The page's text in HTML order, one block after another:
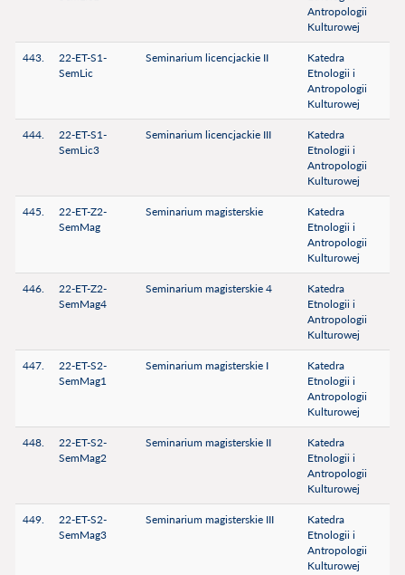
Antropologii
Kulturowej
443.
22-ET-S1-
SemLic
Seminarium licencjackie II
Katedra
Etnologii i
Antropologii
Kulturowej
444.
22-ET-S1-
SemLic3
Seminarium licencjackie III
Katedra
Etnologii i
Antropologii
Kulturowej
445.
22-ET-Z2-
SemMag
Seminarium magisterskie
Katedra
Etnologii i
Antropologii
Kulturowej
446.
22-ET-Z2-
SemMag4
Seminarium magisterskie 4
Katedra
Etnologii i
Antropologii
Kulturowej
447.
22-ET-S2-
SemMag1
Seminarium magisterskie I
Katedra
Etnologii i
Antropologii
Kulturowej
448.
22-ET-S2-
SemMag2
Seminarium magisterskie II
Katedra
Etnologii i
Antropologii
Kulturowej
449.
22-ET-S2-
SemMag3
Seminarium magisterskie III
Katedra
Etnologii i
Antropologii
Kulturowej